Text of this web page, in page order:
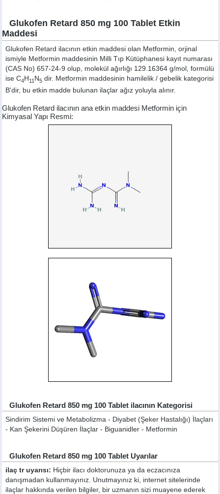
Glukofen Retard 850 mg 100 Tablet Etkin
Maddesi
Glukofen Retard ilacının etkin maddesi olan Metformin, orjinal
ismiyle Metformin maddesinin Milli Tıp Kütüphanesi kayıt numarası
(CAS No) 657-24-9 olup, molekül ağırlığı 129.16364 g/mol, formülü
ise C4H 11 N5 dir. Metformin maddesinin hamilelik / gebelik kategorisi
B'dir, bu etkin madde bulunan ilaçlar ağız yoluyla alınır.
Glukofen Retard ilacının ana etkin maddesi Metformin için
Kimyasal Yapı Resmi:
Glukofen Retard 850 mg 100 Tablet ilacının Kategorisi
Sindirim Sistemi ve Metabolizma - Diyabet (Şeker Hastalığı) İlaçları
- Kan Şekerini Düşüren İlaçlar - Biguanidler - Metformin
Glukofen Retard 850 mg 100 Tablet Uyarılar
ilaç tr uyarısı: Hiçbir ilacı doktorunuza ya da eczacınıza
danışmadan kullanmayınız. Unutmayınız ki, internet sitelerinde
ilaçlar hakkında verilen bilgiler, bir uzmanın sizi muayene ederek